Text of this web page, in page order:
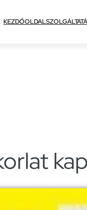
KEZDŐOLDAL